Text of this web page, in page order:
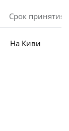
Срок принятия
На Киви